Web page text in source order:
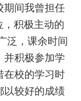
期间我曾担任
，积极主动的
泛，课余时间
并积极参加学
在校的学习时
以较好的成绩